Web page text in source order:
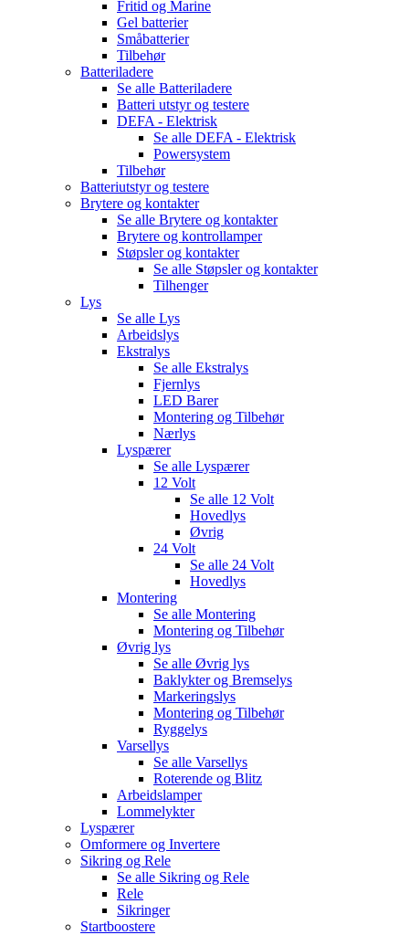
Fritid og Marine
Gel batterier
Småbatterier
Tilbehør
Batteriladere
Se alle Batteriladere
Batteri utstyr og testere
DEFA - Elektrisk
Se alle DEFA - Elektrisk
Powersystem
Tilbehør
Batteriutstyr og testere
Brytere og kontakter
Se alle Brytere og kontakter
Brytere og kontrollamper
Støpsler og kontakter
Se alle Støpsler og kontakter
Tilhenger
Lys
Se alle Lys
Arbeidslys
Ekstralys
Se alle Ekstralys
Fjernlys
LED Barer
Montering og Tilbehør
Nærlys
Lyspærer
Se alle Lyspærer
12 Volt
Se alle 12 Volt
Hovedlys
Øvrig
24 Volt
Se alle 24 Volt
Hovedlys
Montering
Se alle Montering
Montering og Tilbehør
Øvrig lys
Se alle Øvrig lys
Baklykter og Bremselys
Markeringslys
Montering og Tilbehør
Ryggelys
Varsellys
Se alle Varsellys
Roterende og Blitz
Arbeidslamper
Lommelykter
Lyspærer
Omformere og Invertere
Sikring og Rele
Se alle Sikring og Rele
Rele
Sikringer
Startboostere